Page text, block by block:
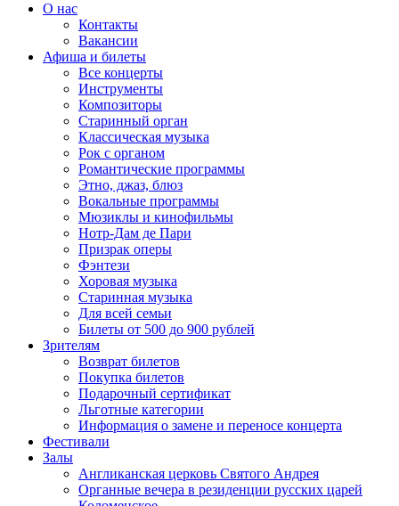
О нас
Контакты
Вакансии
Афиша и билеты
Все концерты
Инструменты
Композиторы
Старинный орган
Классическая музыка
Рок с органом
Романтические программы
Этно, джаз, блюз
Вокальные программы
Мюзиклы и кинофильмы
Нотр-Дам де Пари
Призрак оперы
Фэнтези
Хоровая музыка
Старинная музыка
Для всей семьи
Билеты от 500 до 900 рублей
Зрителям
Возврат билетов
Покупка билетов
Подарочный сертификат
Льготные категории
Информация о замене и переносе концерта
Фестивали
Залы
Англиканская церковь Святого Андрея
Органные вечера в резиденции русских царей